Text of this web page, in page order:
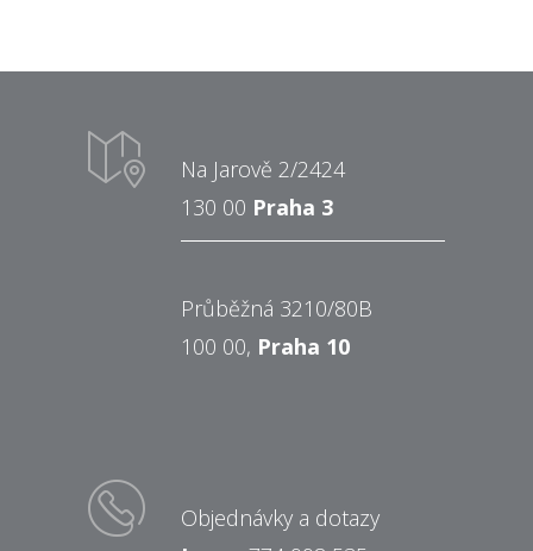
Na Jarově 2/2424
130 00 Praha 3
Průběžná 3210/80B
100 00, Praha 10
Objednávky a dotazy